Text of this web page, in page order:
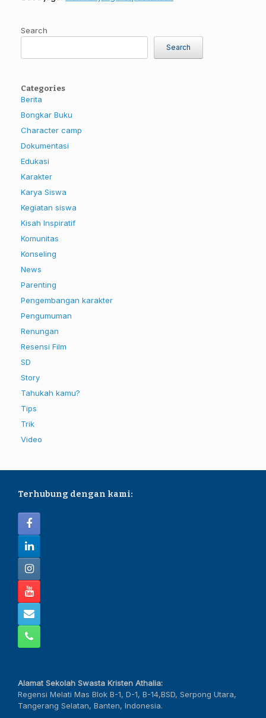
Search
Search
Categories
Berita
Bongkar Buku
Character camp
Dokumentasi
Edukasi
Karakter
Karya Siswa
Kegiatan siswa
Kisah Inspiratif
Komunitas
Konseling
News
Parenting
Pengembangan karakter
Pengumuman
Renungan
Resensi Film
SD
Story
Tahukah kamu?
Tips
Trik
Video
Terhubung dengan kami:
Alamat Sekolah Swasta Kristen Athalia:
Regensi Melati Mas Blok B-1, D-1, B-14,BSD, Serpong Utara,
Tangerang Selatan, Banten, Indonesia.